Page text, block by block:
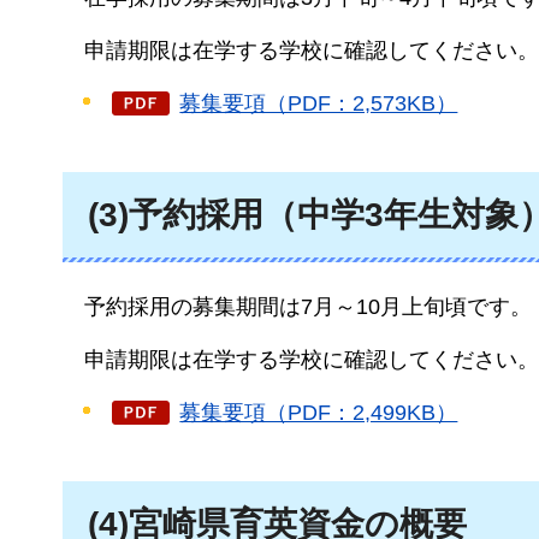
申請期限は在学する学校に確認してください。
募集要項（PDF：2,573KB）
(3)予約採用（中学3年生対象
予約採用の募集期間は7月～10月上旬頃です。
申請期限は在学する学校に確認してください。
募集要項（PDF：2,499KB）
(4)宮崎県育英資金の概要